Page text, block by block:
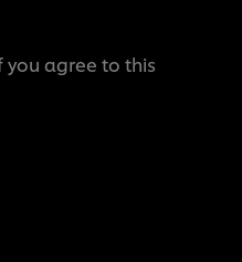
you agree to this